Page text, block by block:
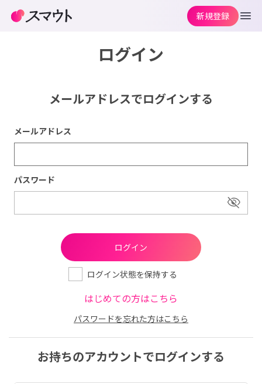
ログイン
メールアドレスでログインする
メールアドレス
パスワード
ログイン状態を保持する
はじめての方はこちら
パスワードを忘れた方はこちら
お持ちのアカウントでログインする
新規登録